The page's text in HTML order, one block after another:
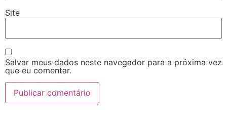
Site
Salvar meus dados neste navegador para a próxima vez
que eu comentar.